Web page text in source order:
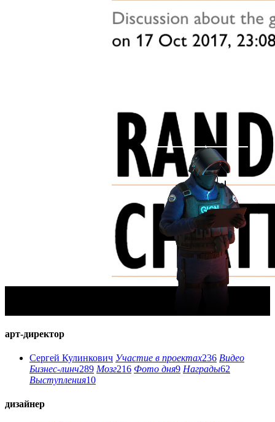
и вообще чувствуют себя как дома.
Ничто так не украшает игровое оружие, как студийные
паттерны. Например, очень «русский» паттерн «Платок»
арт-директор
Сергей Кулинкович Участие в проектах236 Видео
Бизнес-линч289 Мозг216 Фото дня9 Награды62
Выступления10
дизайнер